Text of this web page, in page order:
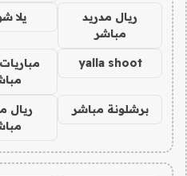
ريال مدريد
مباشر
يلا
yalla shoot
برشلونة مباشر
ريال